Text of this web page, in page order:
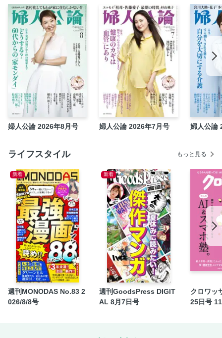
ブレイディみかこ 転がる珠玉のように
関容子 名優たちの転機／三宅裕司
吉永小百合×田部井進也 いまなお魅力的な田部井淳子さん
の生き方
自社広告
大竹しのぶ 子どもたちが巣立ち、ようやく肩の荷を下ろし
て
王谷晶 「小説家になるのだろう」と思い続けてきた
読みたい本
朝井まかて 私の書いた本
村岡奈弥 お料理歳時記／癒やしの薬膳粥
わたしを癒やす美容時間 気になるシワはコスメで改善でき
る時代です
倉田真由美 60代からの美容手習い
石田純子のおしゃれ塾
自社広告
藤城清治 101年の僕の人生、影絵とともに
新・心とからだの養生学 健康寿命を延ばすアイフレイル予
防
『婦人公論』女性の生き方研究所 「私のマネー作戦」大公
開！（後篇）
自社広告
婦人公論 2026年8月号 婦人公論 2026年7月号 婦人公論
ライフスタイル もっと見る
新着
週刊MONODAS No.83 2
026/8/8号
新着
週刊GoodsPress DIGIT
AL 8月7日号
クロワッ
25日号